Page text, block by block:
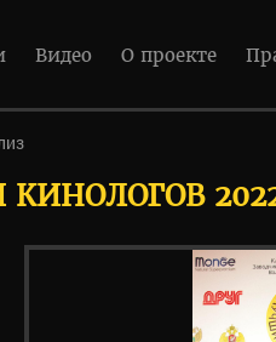
Видео О проекте